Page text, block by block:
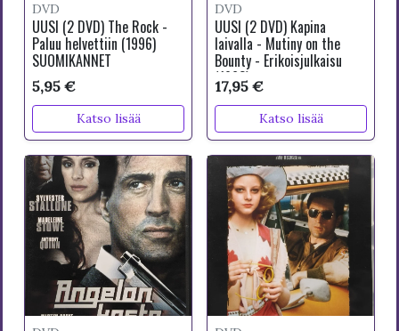
DVD
UUSI (2 DVD) The Rock -
Paluu helvettiin (1996)
SUOMIKANNET
5,95 €
Katso lisää
DVD
UUSI (2 DVD) Kapina
laivalla - Mutiny on the
Bounty - Erikoisjulkaisu
(1962)
17,95 €
Katso lisää